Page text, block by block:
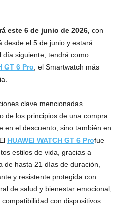
este 6 de junio de 2026, con
desde el 5 de junio y estará
día siguiente; tendrá como
GT 6 Pro , el Smartwatch más
clave mencionadas
de los principios de una compra
en el descuento, sino también en
HUAWEI WATCH GT 6 Profue
estilos de vida, gracias a
hasta 21 días de duración,
y resistente protegida con
de salud y bienestar emocional,
con dispositivos